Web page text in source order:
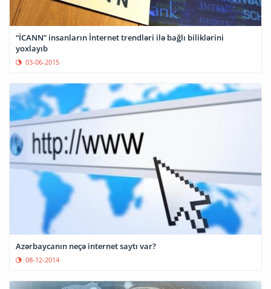
“İCANN” insanların İnternet trendləri ilə bağlı biliklərini
yoxlayıb
03-06-2015
Azərbaycanın neçə internet saytı var?
08-12-2014